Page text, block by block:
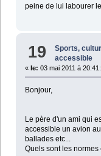
peine de lui labourer
19 Sports,
accessible
« le: 03 mai 2011 à
Bonjour,
Le père d'un ami qui
accessible un avion
ballades etc...
Quels sont les